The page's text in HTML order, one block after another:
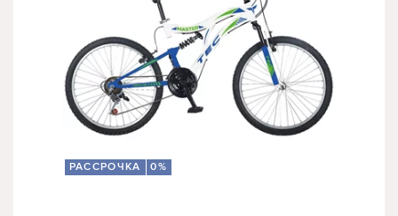
РАССРОЧКА 0%